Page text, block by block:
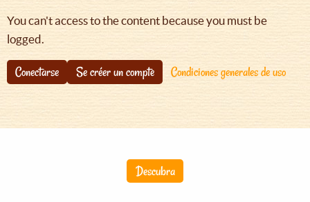
navegación
You can't access to the content because you must be
logged.
Conectarse Se créer un compte Condiciones generales de uso
Descubra